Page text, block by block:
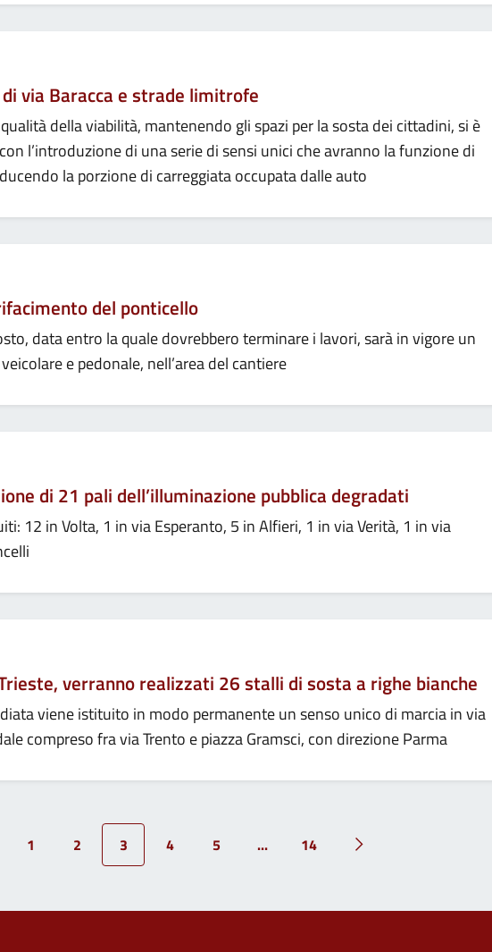
via Baracca e strade limitrofe
della viabilità, mantenendo gli spazi per la sosta dei cittadini, si è
l’introduzione di una serie di sensi unici che avranno la funzione di
la porzione di carreggiata occupata dalle auto
del ponticello
data entro la quale dovrebbero terminare i lavori, sarà in vigore un
e pedonale, nell’area del cantiere
di 21 pali dell’illuminazione pubblica degradati
12 in Volta, 1 in via Esperanto, 5 in Alfieri, 1 in via Verità, 1 in via
verranno realizzati 26 stalli di sosta a righe bianche
viene istituito in modo permanente un senso unico di marcia in via
compreso fra via Trento e piazza Gramsci, con direzione Parma
precedente
1 2 3 4 5 ... 14
Pagina successiva